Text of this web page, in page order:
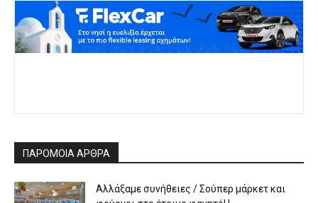
ΠΑΡΟΜΟΙΑ ΑΡΘΡΑ
Αλλάξαμε συνήθειες / Σούπερ μάρκετ και